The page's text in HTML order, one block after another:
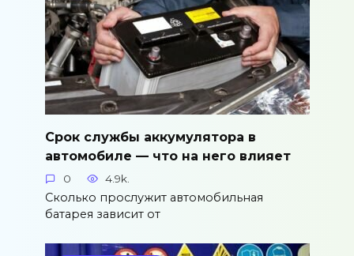
Срок службы аккумулятора в
автомобиле — что на него влияет
0 4.9k.
Сколько прослужит автомобильная
батарея зависит от